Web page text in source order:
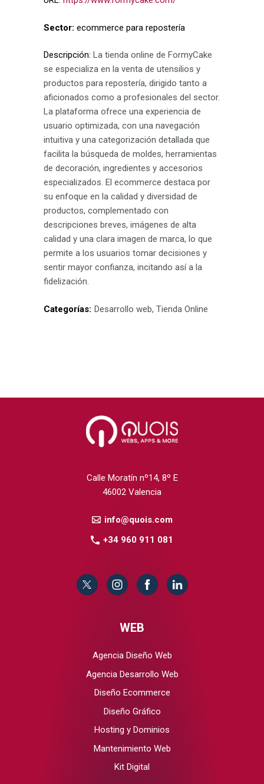
Sector: ecommerce para repostería
Descripción:La tienda online de FormyCake
se especializa en la venta de utensilios y
productos para repostería, dirigido tanto a
aficionados como a profesionales del sector.
La plataforma ofrece una experiencia de
usuario optimizada, con una navegación
intuitiva y una categorización detallada que
facilita la búsqueda de moldes, herramientas
de decoración, ingredientes y accesorios
especializados. El ecommerce destaca por
su enfoque en la calidad y diversidad de
productos, complementado con
descripciones breves, imágenes de alta
calidad y una clara imagen de marca, lo que
permite a los usuarios tomar decisiones y
sentir mayor confianza, incitando así a la
fidelización.
Categorías: Desarrollo web, Tienda Online
Calle Moratín nº14, 8º E
46002 Valencia
info@quois.com
+34 960 911 081
WEB
Agencia Diseño Web
Agencia Desarrollo Web
Diseño Ecommerce
Diseño Gráfico
Hosting y Dominios
Mantenimiento Web
Kit Digital